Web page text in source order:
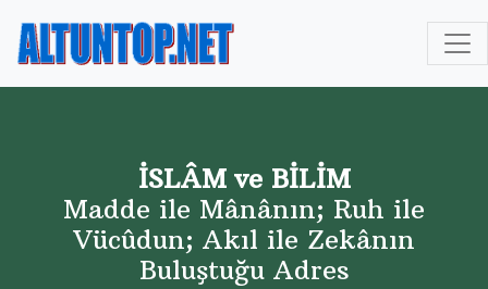
İSLÂM ve BİLİM
Madde ile Mânânın; Ruh ile
Vücûdun; Akıl ile Zekânın
Buluştuğu Adres